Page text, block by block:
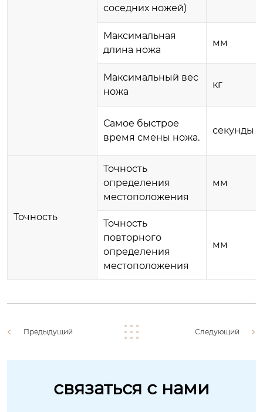
соседних ножей)
Максимальная
длина ножа
мм
Максимальный вес
ножа
кг
Самое быстрое
время смены ножа.
секунды
Точность
Точность
определения
местоположения
мм
Точность
повторного
определения
местоположения
мм
Предыдущий Следующий
связаться с нами